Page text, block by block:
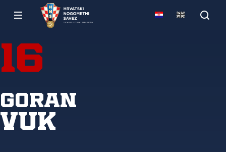
16
Goran
Vuk